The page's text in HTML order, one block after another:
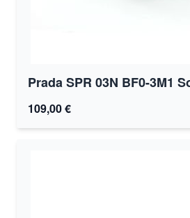
Prada SPR 03N BF0-3M1
109,00 €